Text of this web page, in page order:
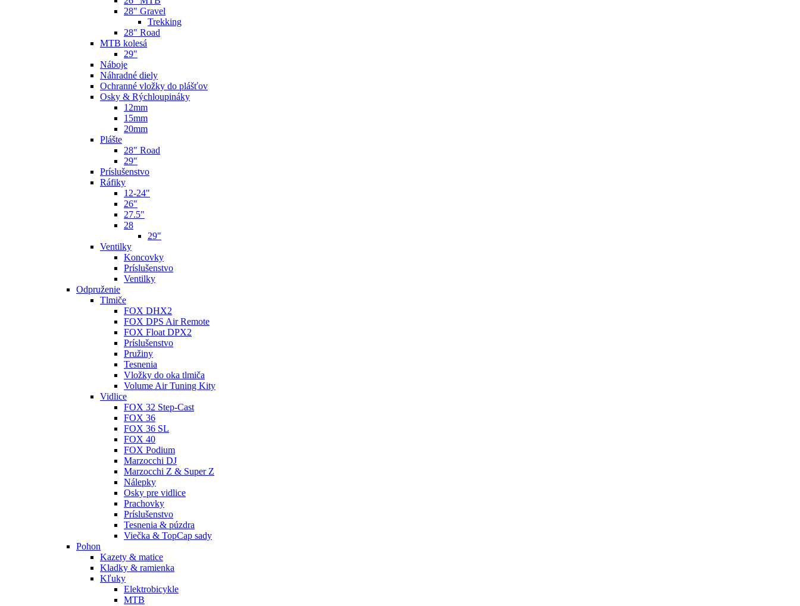
28" Gravel
Trekking
28" Road
MTB kolesá
29"
Náboje
Náhradné diely
Ochranné vložky do plášťov
Osky & Rýchloupináky
12mm
15mm
20mm
Plášte
28" Road
29"
Príslušenstvo
Ráfiky
12-24"
26"
27.5"
28
29"
Ventilky
Koncovky
Príslušenstvo
Ventilky
Odpruženie
Tlmiče
FOX DHX2
FOX DPS Air Remote
FOX Float DPX2
Príslušenstvo
Pružiny
Tesnenia
Vložky do oka tlmiča
Volume Air Tuning Kity
Vidlice
FOX 32 Step-Cast
FOX 36
FOX 36 SL
FOX 40
FOX Podium
Marzocchi DJ
Marzocchi Z & Super Z
Nálepky
Osky pre vidlice
Prachovky
Príslušenstvo
Tesnenia & púzdra
Viečka & TopCap sady
Pohon
Kazety & matice
Kladky & ramienka
Kľuky
Elektrobicykle
MTB